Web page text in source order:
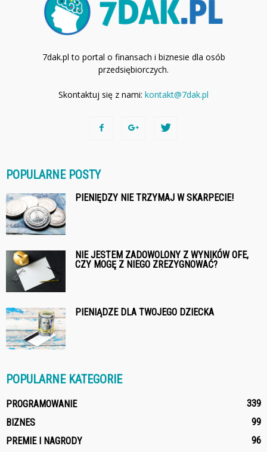
7dak.pl to portal o finansach i biznesie dla osób
przedsiębiorczych.
Skontaktuj się z nami: kontakt@7dak.pl
POPULARNE POSTY
PIENIĘDZY NIE TRZYMAJ W SKARPECIE!
NIE JESTEM ZADOWOLONY Z WYNIKÓW OFE,
CZY MOGĘ Z NIEGO ZREZYGNOWAĆ?
PIENIĄDZE DLA TWOJEGO DZIECKA
POPULARNE KATEGORIE
PROGRAMOWANIE
339
BIZNES
99
PREMIE I NAGRODY
96